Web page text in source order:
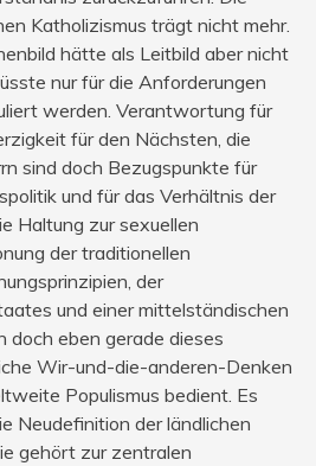
Katholizismus trägt nicht mehr.
hätte als Leitbild aber nicht
nur für die Anforderungen
werden. Verantwortung für
für den Nächsten, die
sind doch Bezugspunkte für
und für das Verhältnis der
Haltung zur sexuellen
der traditionellen
der
und einer mittelständischen
eben gerade dieses
Wir-und-die-anderen-Denken
Populismus bedient. Es
Neudefinition der ländlichen
gehört zur zentralen